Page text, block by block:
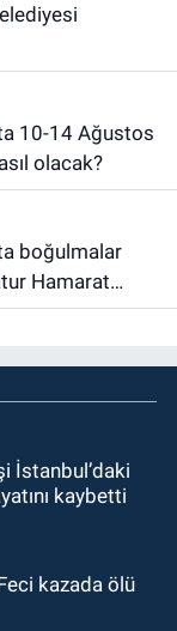
olacak?
Hamarat
çocuk
İstanbul’daki
kaybetti
kazada ölü